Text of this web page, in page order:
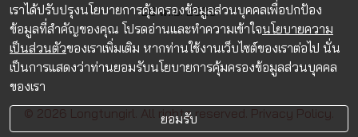
28 เม.ย. 2026
© 2026 Longtungirl. All rights reserved. Privacy Policy.
เราได้ปรับปรุงนโยบายการคุ้มครองข้อมูลส่วนบุคคลเพื่อปกป้อง
ข้อมูลที่สำคัญของคุณ โปรดอ่านและทำความเข้าใจนโยบายความ
เป็นส่วนตัวของเราเพิ่มเติม หากท่านใช้งานเว็บไซต์ของเราต่อไป นั่น
เป็นการแสดงว่าท่านยอมรับนโยบายการคุ้มครองข้อมูลส่วนบุคคล
ของเรา
ยอมรับ